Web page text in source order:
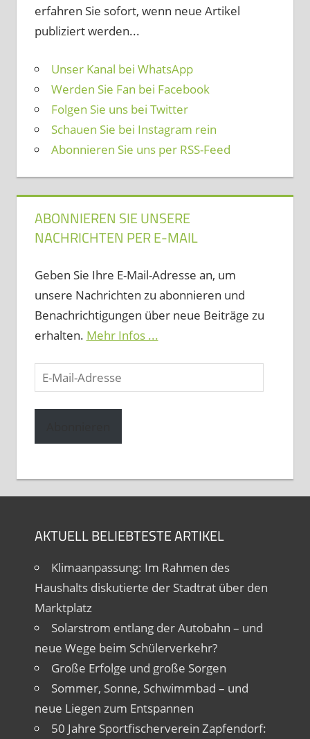
erfahren Sie sofort, wenn neue Artikel
publiziert werden...
Unser Kanal bei WhatsApp
Werden Sie Fan bei Facebook
Folgen Sie uns bei Twitter
Schauen Sie bei Instagram rein
Abonnieren Sie uns per RSS-Feed
ABONNIEREN SIE UNSERE
NACHRICHTEN PER E-MAIL
Geben Sie Ihre E-Mail-Adresse an, um
unsere Nachrichten zu abonnieren und
Benachrichtigungen über neue Beiträge zu
erhalten. Mehr Infos ...
E-
Mail-
Adresse
AKTUELL BELIEBTESTE ARTIKEL
Klimaanpassung: Im Rahmen des
Haushalts diskutierte der Stadtrat über den
Marktplatz
Solarstrom entlang der Autobahn – und
neue Wege beim Schülerverkehr?
Große Erfolge und große Sorgen
Sommer, Sonne, Schwimmbad – und
neue Liegen zum Entspannen
50 Jahre Sportfischerverein Zapfendorf: